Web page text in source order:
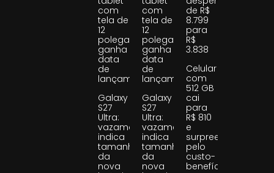
com
tela de
12
polegadas
ganha
data
de
lançamento
Galaxy
S27
Ultra:
vazamento
indica
tamanho
da
nova
com
tela de
12
polegadas
ganha
data
de
lançamento
Galaxy
S27
Ultra:
vazamento
indica
tamanho
da
nova
de R$
8.799
para
R$
3.838
Celular
com
512 GB
cai
para
R$ 810
e
surpreende
pelo
custo-
benefício